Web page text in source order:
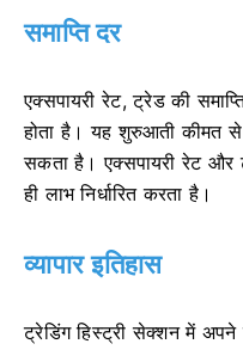
समाप्ति दर
एक्सपायरी रेट, ट्रेड की
होता है। यह शुरुआती कीमत
सकता है। एक्सपायरी रेट
ही लाभ निर्धारित करता है।
व्यापार इतिहास
ट्रेडिंग हिस्ट्री सेक्शन में